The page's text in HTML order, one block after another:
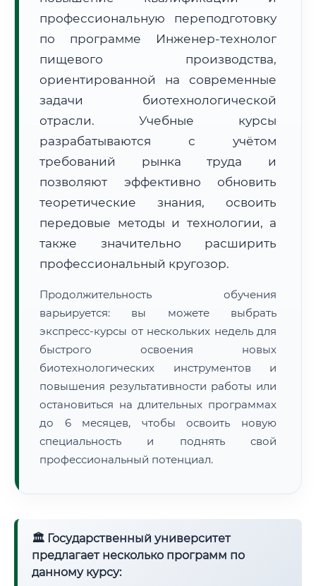
Расчет логистики оригиналов:
• Экспресс-доставка СДЭК / Почтой:5–7 рабочих дней
📜 Документы и аккредитация
🔍Нажмите на документ для увеличения и просмотра
профессиональную переподготовку
по программе Инженер-технолог
пищевого производства,
ориентированной на современные
задачи биотехнологической
отрасли. Учебные курсы
разрабатываются с учётом
требований рынка труда и
позволяют эффективно обновить
теоретические знания, освоить
передовые методы и технологии, а
также значительно расширить
профессиональный кругозор.
Продолжительность обучения
варьируется: вы можете выбрать
экспресс-курсы от нескольких недель для
быстрого освоения новых
биотехнологических инструментов и
повышения результативности работы или
остановиться на длительных программах
до 6 месяцев, чтобы освоить новую
специальность и поднять свой
профессиональный потенциал.
🏛 Государственный университет
предлагает несколько программ по
данному курсу: